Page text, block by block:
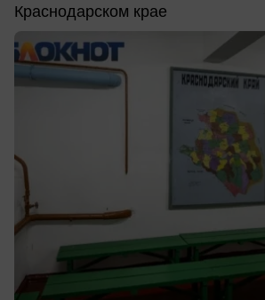
Краснодарском крае